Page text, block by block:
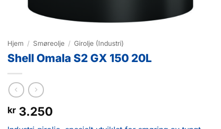
Hjem / Smøreolje / Girolje (Industri)
Shell Omala S2 GX 150 20L
kr 3.250